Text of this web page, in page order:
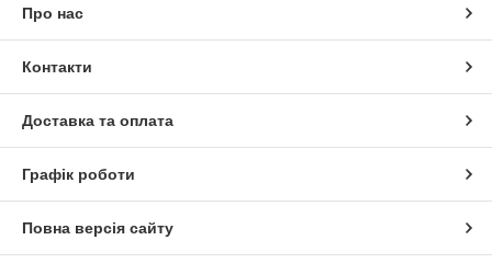
Про нас
Контакти
Доставка та оплата
Графік роботи
Повна версія сайту